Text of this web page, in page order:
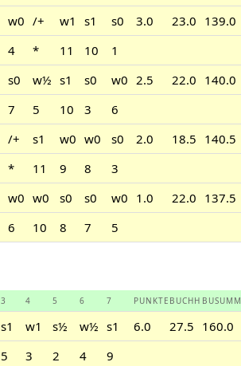
w0 /+ w1 s1 s0 3.0 23.0 139.0
4 * 11 10
1
s0 w½ s1 s0 w0 2.5 22.0 140.0
7 5 10 3
6
/+ s1 w0 w0 s0 2.0 18.5 140.5
* 11 9 8
3
w0 w0 s0 s0 w0 1.0 22.0 137.5
6 10 8 7 5
3 4 5 6 7 PUNKTE BUCHH BUSUMM
s1 w1 s½ w½ s1 6.0 27.5 160.0
5 3 2 4
9